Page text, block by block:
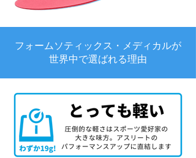
フォームソティックス・メディカルが
世界中で選ばれる理由